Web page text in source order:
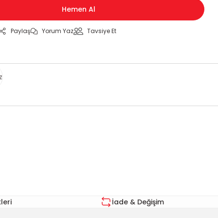
Hemen Al
Paylaş Yorum Yaz Tavsiye Et
İade & Değişim